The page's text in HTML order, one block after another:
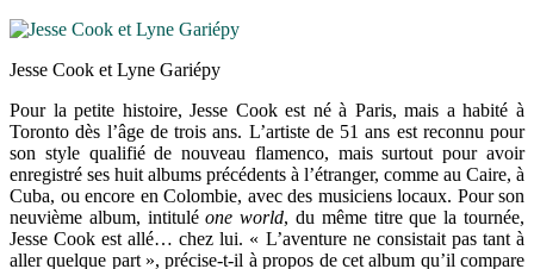
Jesse Cook et Lyne Gariépy
Pour la petite histoire, Jesse Cook est né à Paris, mais a habité à
Toronto dès l’âge de trois ans. L’artiste de 51 ans est reconnu pour
son style qualifié de nouveau flamenco, mais surtout pour avoir
enregistré ses huit albums précédents à l’étranger, comme au Caire, à
Cuba, ou encore en Colombie, avec des musiciens locaux. Pour son
neuvième album, intituléone world, du même titre que la tournée,
Jesse Cook est allé… chez lui. « L’aventure ne consistait pas tant à
aller quelque part », précise-t-il à propos de cet album qu’il compare